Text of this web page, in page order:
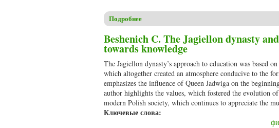
Подробнее
Beshenich C. The Jagiellon dynasty
towards knowledge
The Jagiellon dynasty’s approach to education was based
which altogether created an atmosphere conducive to the
emphasizes the influence of Queen Jadwiga on the
author highlights the values, which fostered the evolution
modern Polish society, which continues to appreciate the
Ключевые слова: